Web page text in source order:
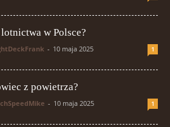
w Polsce?
- 10 maja 2025 1
z powietrza?
- 10 maja 2025 1